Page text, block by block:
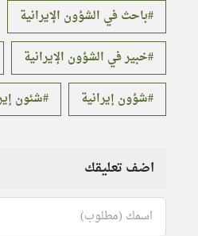
باحث في الشؤون الإيرانية
خبير في الشؤون الإيرانية
شؤون إيرانية
شئون
اضف تعليقك